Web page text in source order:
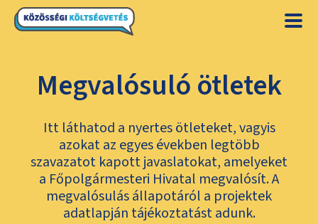
Megvalósuló ötletek
Itt láthatod a nyertes ötleteket, vagyis
azokat az egyes években legtöbb
szavazatot kapott javaslatokat, amelyeket
a Főpolgármesteri Hivatal megvalósít. A
megvalósulás állapotáról a projektek
adatlapján tájékoztatást adunk.